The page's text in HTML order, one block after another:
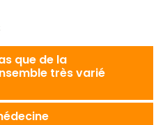
que de la
très varié